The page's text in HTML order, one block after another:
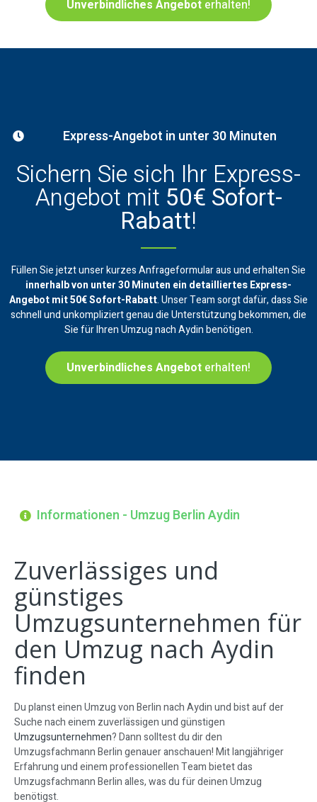
Unverbindliches Angebot erhalten!
Express-Angebot in unter 30 Minuten
Sichern Sie sich Ihr Express-
Angebot mit 50€ Sofort-
Rabatt!
Füllen Sie jetzt unser kurzes Anfrageformular aus und erhalten Sie
innerhalb von unter 30 Minuten ein detailliertes Express-
Angebot mit 50€ Sofort-Rabatt. Unser Team sorgt dafür, dass Sie
schnell und unkompliziert genau die Unterstützung bekommen, die
Sie für Ihren Umzug nach Aydin benötigen.
Unverbindliches Angebot erhalten!
Informationen - Umzug Berlin Aydin
Zuverlässiges und
günstiges
Umzugsunternehmen für
den Umzug nach Aydin
finden
Du planst einen Umzug von Berlin nach Aydin und bist auf der
Suche nach einem zuverlässigen und günstigen
Umzugsunternehmen? Dann solltest du dir den
Umzugsfachmann Berlin genauer anschauen! Mit langjähriger
Erfahrung und einem professionellen Team bietet das
Umzugsfachmann Berlin alles, was du für deinen Umzug
benötigst.